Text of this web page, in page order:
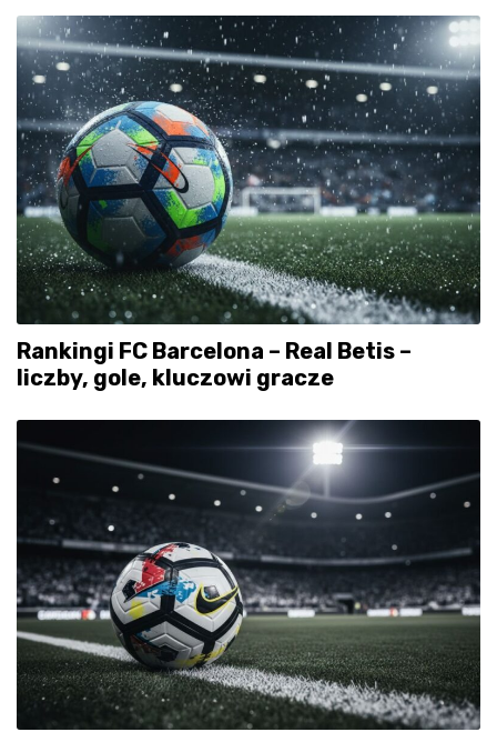
Rankingi FC Barcelona – Real Betis –
liczby, gole, kluczowi gracze